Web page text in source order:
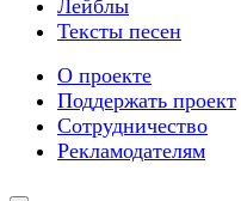
Лейблы
Тексты песен
О проекте
Поддержать проект
Сотрудничество
Рекламодателям